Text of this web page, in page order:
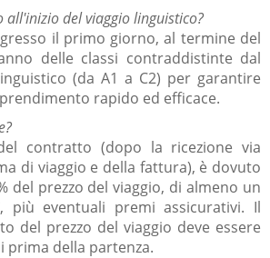
all'inizio del viaggio linguistico?
il primo giorno, al termine del
delle classi contraddistinte dal
(da A1 a C2) per garantire
rapido ed efficace.
contratto (dopo la ricezione via
di viaggio e della fattura), è dovuto
del prezzo del viaggio, di almeno un
eventuali premi assicurativi. Il
del prezzo del viaggio deve essere
prima della partenza.